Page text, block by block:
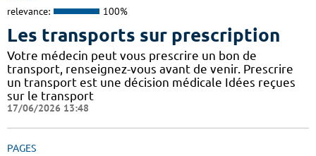
relevance: 100%
Les transports sur prescription
Votre médecin peut vous prescrire un bon de
transport, renseignez-vous avant de venir. Prescrire
un transport est une décision médicale Idées reçues
sur le transport
17/06/2026 13:48
PAGES